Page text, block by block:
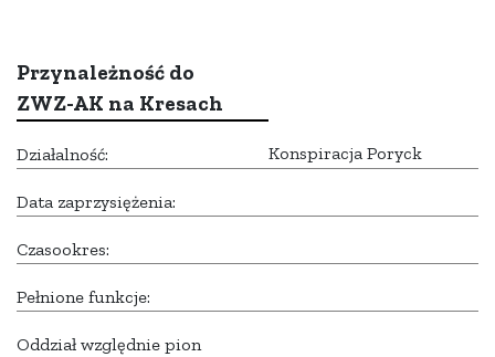
Przynależność do
ZWZ-AK na Kresach
Działalność: Konspiracja Poryck
Data zaprzysiężenia:
Czasookres:
Pełnione funkcje:
Oddział względnie pion